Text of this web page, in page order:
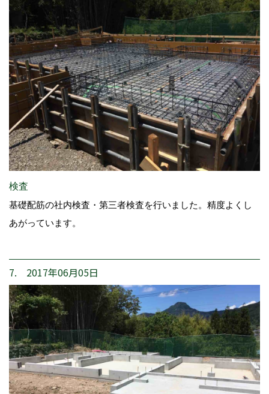
検査
基礎配筋の社内検査・第三者検査を行いました。精度よくし
あがっています。
7. 2017年06月05日